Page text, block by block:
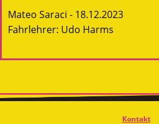
Mateo Saraci - 18.12.2023
Fahrlehrer: Udo Harms
Kontakt